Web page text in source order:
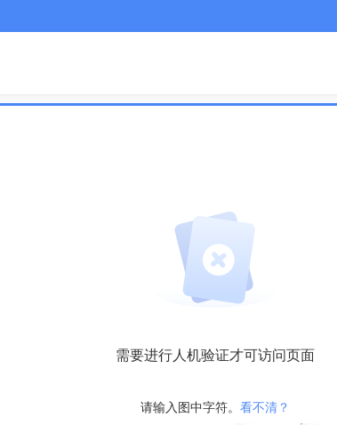
需要进行人机验证才可访问页面
请输入图中字符。 看不清？